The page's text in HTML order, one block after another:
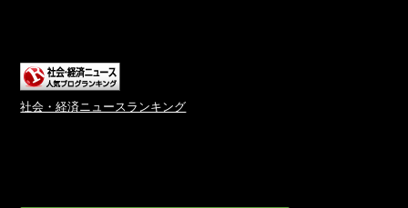
社会・経済ニュースランキング